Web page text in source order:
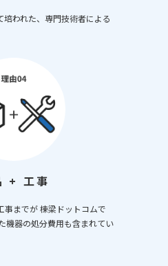
培われた、専門技術者による
+ 工事
事までが 棟梁ドットコムで
機器の処分費用も含まれてい